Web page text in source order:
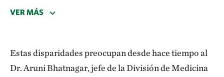
Louisville.
Empecé a investigar las enfermedades
VER MÁS
Estas disparidades preocupan desde hace tiempo al
Dr. Aruni Bhatnagar, jefe de la División de Medicina